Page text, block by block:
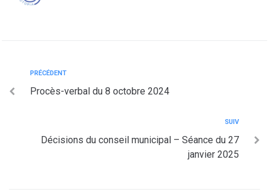
PRÉCÉDENT
Procès-verbal du 8 octobre 2024
SUIV
Décisions du conseil municipal – Séance du 27
janvier 2025